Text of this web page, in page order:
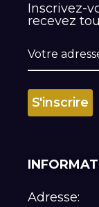
Inscrivez-
recevez
Adresse: